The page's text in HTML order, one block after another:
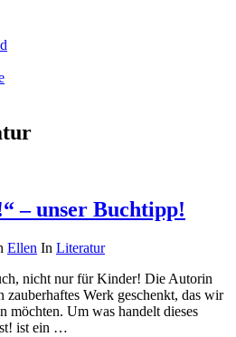
– unser Buchtipp!
Ellen In Literatur
nicht nur für Kinder! Die Autorin
zauberhaftes Werk geschenkt, das wir
möchten. Um was handelt dieses
ist ein …